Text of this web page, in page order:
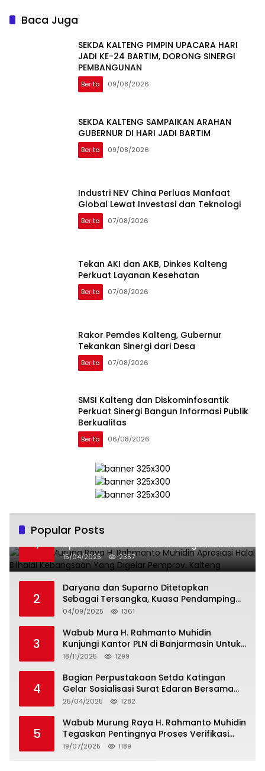
Baca Juga
SEKDA KALTENG PIMPIN UPACARA HARI
JADI KE-24 BARTIM, DORONG SINERGI
PEMBANGUNAN
Berita 09/08/2026
SEKDA KALTENG SAMPAIKAN ARAHAN
GUBERNUR DI HARI JADI BARTIM
Berita 09/08/2026
Industri NEV China Perluas Manfaat
Global Lewat Investasi dan Teknologi
Berita 07/08/2026
Tekan AKI dan AKB, Dinkes Kalteng
Perkuat Layanan Kesehatan
Berita 07/08/2026
Rakor Pemdes Kalteng, Gubernur
Tekankan Sinergi dari Desa
Berita 07/08/2026
SMSI Kalteng dan Diskominfosantik
Perkuat Sinergi Bangun Informasi Publik
Berkualitas
Berita 06/08/2026
Popular Posts
1
Wabup Murung Raya H. Rahmanto Muhidin
Apresiasi Halal Bilhalal Kebangsaan Yang
Digelar Pemprov. Kalteng
15/04/2025 2357
2
Daryana dan Suparno Ditetapkan
Sebagai Tersangka, Kuasa Pendamping
Men Gumpul: “Ini Diskriminasi Hukum, Kami
04/09/2025 1361
3
Wabub Mura H. Rahmanto Muhidin
Kunjungi Kantor PLN di Banjarmasin Untuk
Usulkan Program Listrik Desa Tahun 2026
18/11/2025 1299
4
Bagian Perpustakaan Setda Katingan
Gelar Sosialisasi Surat Edaran Bersama
Tentang Budaya Literasi Membaca
25/04/2025 1282
5
Wabub Murung Raya H. Rahmanto Muhidin
Tegaskan Pentingnya Proses Verifikasi
Penerima Manfaat Program Kartu Hebat
19/07/2025 1189